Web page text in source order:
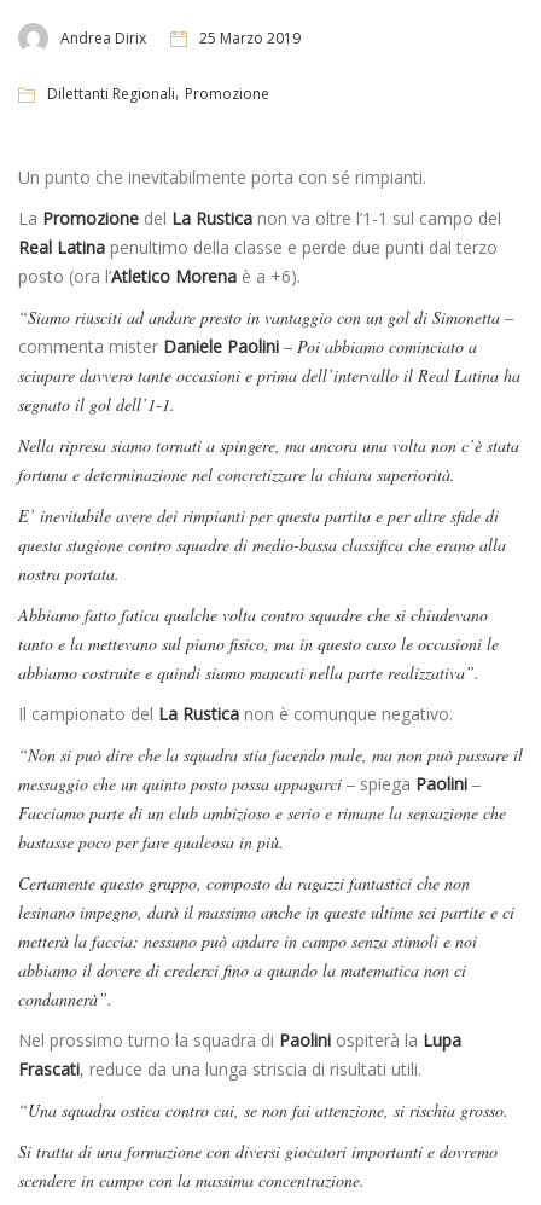
Andrea Dirix 25 Marzo 2019
Dilettanti Regionali, Promozione
Un punto che inevitabilmente porta con sé rimpianti.
La Promozione del La Rustica non va oltre l’1-1 sul campo del
Real Latina penultimo della classe e perde due punti dal terzo
posto (ora l’Atletico Morena è a +6).
“Siamo riusciti ad andare presto in vantaggio con un gol di Simonetta –
commenta mister Daniele Paolini – Poi abbiamo cominciato a
sciupare davvero tante occasioni e prima dell’intervallo il Real Latina ha
segnato il gol dell’1-1.
Nella ripresa siamo tornati a spingere, ma ancora una volta non c’è stata
fortuna e determinazione nel concretizzare la chiara superiorità.
E’ inevitabile avere dei rimpianti per questa partita e per altre sfide di
questa stagione contro squadre di medio-bassa classifica che erano alla
nostra portata.
Abbiamo fatto fatica qualche volta contro squadre che si chiudevano
tanto e la mettevano sul piano fisico, ma in questo caso le occasioni le
abbiamo costruite e quindi siamo mancati nella parte realizzativa”.
Il campionato del La Rustica non è comunque negativo.
“Non si può dire che la squadra stia facendo male, ma non può passare il
messaggio che un quinto posto possa appagarci – spiega Paolini –
Facciamo parte di un club ambizioso e serio e rimane la sensazione che
bastasse poco per fare qualcosa in più.
Certamente questo gruppo, composto da ragazzi fantastici che non
lesinano impegno, darà il massimo anche in queste ultime sei partite e ci
metterà la faccia: nessuno può andare in campo senza stimoli e noi
abbiamo il dovere di crederci fino a quando la matematica non ci
condannerà”.
Nel prossimo turno la squadra di Paolini ospiterà la Lupa
Frascati, reduce da una lunga striscia di risultati utili.
“Una squadra ostica contro cui, se non fai attenzione, si rischia grosso.
Si tratta di una formazione con diversi giocatori importanti e dovremo
scendere in campo con la massima concentrazione.